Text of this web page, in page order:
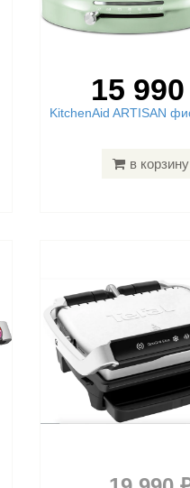
15
KitchenAid ARTISAN
в корзину